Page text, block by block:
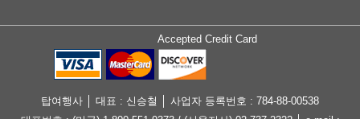
Accepted Credit Card
탑여행사 │ 대표 : 신승철 │ 사업자 등록번호 : 784-88-00538